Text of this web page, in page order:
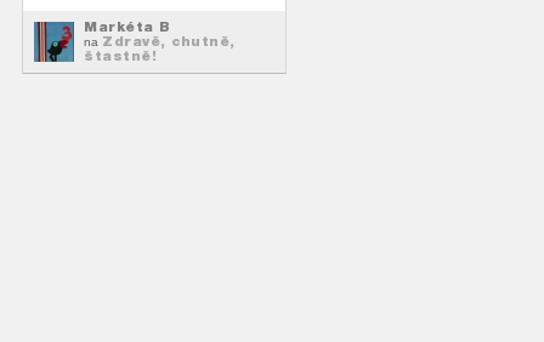
Markéta B
na Zdravě, chutně,
štastně!